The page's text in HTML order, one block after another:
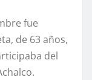
fue
de 63 años,
del